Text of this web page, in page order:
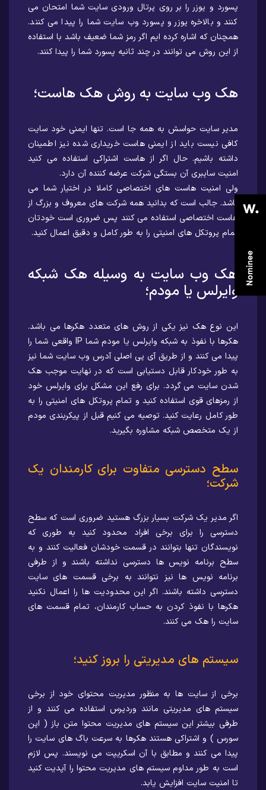
پسورد و یوزر را بر روی پرتال ورودی سایت شما امتحان می
کنند و بالاخره یوزر و پسورد وب سایت شما را پیدا می کنند.
همچنان که اشاره کرده ایم اگر رمز شما ضعیف باشد با استفاده
از این روش می توانند در چند ثانیه پسورد شما را پیدا کنند.
هک وب سایت به روش هک هاست؛
مدیر سایت حواسش به همه جا است. تنها ایمنی خود سایت
کافی نیست باید از ایمنی هاست خریداری شده نیز اطمینان
داشته باشیم. حال اگر از هاست اشتراکی استفاده می کنید
امنیت سایبری آن بستگی شرکت عرضه کننده آن دارد.
ولی امنیت هاست های اختصاصی کاملا در اختیار شما می
باشد. جالب است که بدانید همه شرکت های معروف و بزرگ از
هاست اختصاصی استفاده می کنند پس ضروری است خودتان
تمام پروتکل های امنیتی را به طور کامل و دقیق اعمال کنید.
هک وب سایت به وسیله هک شبکه
وایرلس یا مودم؛
این نوع هک نیز یکی از روش های متعدد هکرها می باشد.
هکرها با نفوذ به شبکه وایرلس یا مودم شما IP واقعی شما را
پیدا می کنند و از طریق آی پی اصلی آدرس وب سایت شما نیز
به طور خودکار قابل دستیابی است که در نهایت موجب هک
شدن سایت می گردد. برای رفع این مشکل برای وایرلس خود
از رمزهای قوی استفاده کنید و تمام پروتکل های امنیتی را به
طور کامل رعایت کنید. توصیه می کنیم قبل از پیکربندی مودم
از یک متخصص شبکه مشاوره بگیرید.
سطح دسترسی متفاوت برای کارمندان یک
شرکت؛
اگر مدیر یک شرکت بسیار بزرگ هستید ضروری است که سطح
دسترسی را برای برخی افراد محدود کنید به طوری که
نویسندگان تنها بتوانند در قسمت خودشان فعالیت کنند و به
سطح برنامه نویس ها دسترسی نداشته باشند و از طرفی
برنامه نویس ها نیز نتوانند به برخی قسمت های سایت
دسترسی داشته باشند. اگر این محدودیت ها را اعمال نکنید
هکرها با نفوذ کردن به حساب کارمندان، تمام قسمت های
سایت را هک می کنند.
سیستم های مدیریتی را بروز کنید؛
برخی از سایت ها به منظور مدیریت محتوای خود از برخی
سیستم های مدیریتی مانند وردپرس استفاده می کنند و از
طرفی بیشتر این سیستم های مدیریت محتوا متن باز ( اپن
سورس ) و اشتراکی هستند هکرها به سرعت باگ های سایت را
پیدا می کنند و مطابق با آن اسکریپت می نویسند. پس لازم
است به طور مداوم سیستم های مدیریت محتوا را آپدیت کنید
تا امنیت سایت افزایش یابد.